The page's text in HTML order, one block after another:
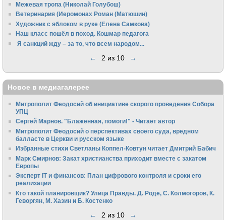
Межевая тропа (Николай Голубош)
Ветеринария (Иеромонах Роман (Матюшин)
Художник с яблоком в руке (Елена Самкова)
Наш класс пошёл в поход. Кошмар педагога
Я санкций жду – за то, что всем народом...
← 2 из 10 →
Новое в медиагалерее
Митрополит Феодосий об инициативе скорого проведения Собора
УПЦ
Сергей Марнов. "Блаженная, помоги!" - Читает автор
Митрополит Феодосий о перспективах своего суда, вредном
балласте в Церкви и русском языке
Избранные стихи Светланы Коппел-Ковтун читает Дмитрий Бабич
Марк Смирнов: Закат христианства приходит вместе с закатом
Европы
Эксперт IT и финансов: План цифрового контроля и сроки его
реализации
Кто такой планировщик? Улица Правды. Д. Роде, С. Колмогоров, К.
Геворгян, М. Хазин и Б. Костенко
← 2 из 10 →